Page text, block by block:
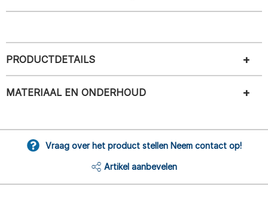
PRODUCTDETAILS
MATERIAAL EN ONDERHOUD
Vraag over het product stellen Neem contact op!
Artikel aanbevelen